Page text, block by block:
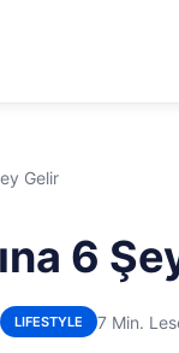
Gelir
6
LIFESTYLE 7 Min.